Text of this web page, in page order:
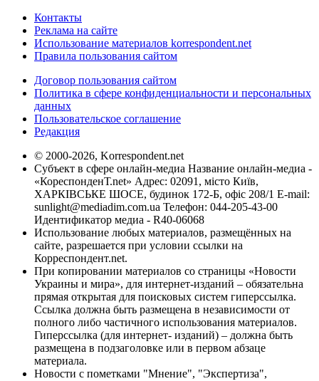
Контакты
Реклама на сайте
Использование материалов korrespondent.net
Правила пользования сайтом
Договор пользования сайтом
Политика в сфере конфиденциальности и персональных
данных
Пользовательское соглашение
Редакция
© 2000-2026, Korrespondent.net
Субъект в сфере онлайн-медиа Название онлайн-медиа -
«КореспонденТ.net» Адрес: 02091, місто Київ,
ХАРКІВСЬКЕ ШОСЕ, будинок 172-Б, офіс 208/1 E-mail:
sunlight@mediadim.com.ua Телефон: 044-205-43-00
Идентификатор медиа - R40-06068
Использование любых материалов, размещённых на
сайте, разрешается при условии ссылки на
Корреспондент.net.
При копировании материалов со страницы «Новости
Украины и мира», для интернет-изданий – обязательна
прямая открытая для поисковых систем гиперссылка.
Ссылка должна быть размещена в независимости от
полного либо частичного использования материалов.
Гиперссылка (для интернет- изданий) – должна быть
размещена в подзаголовке или в первом абзаце
материала.
Новости с пометками "Мнение", "Экспертиза",